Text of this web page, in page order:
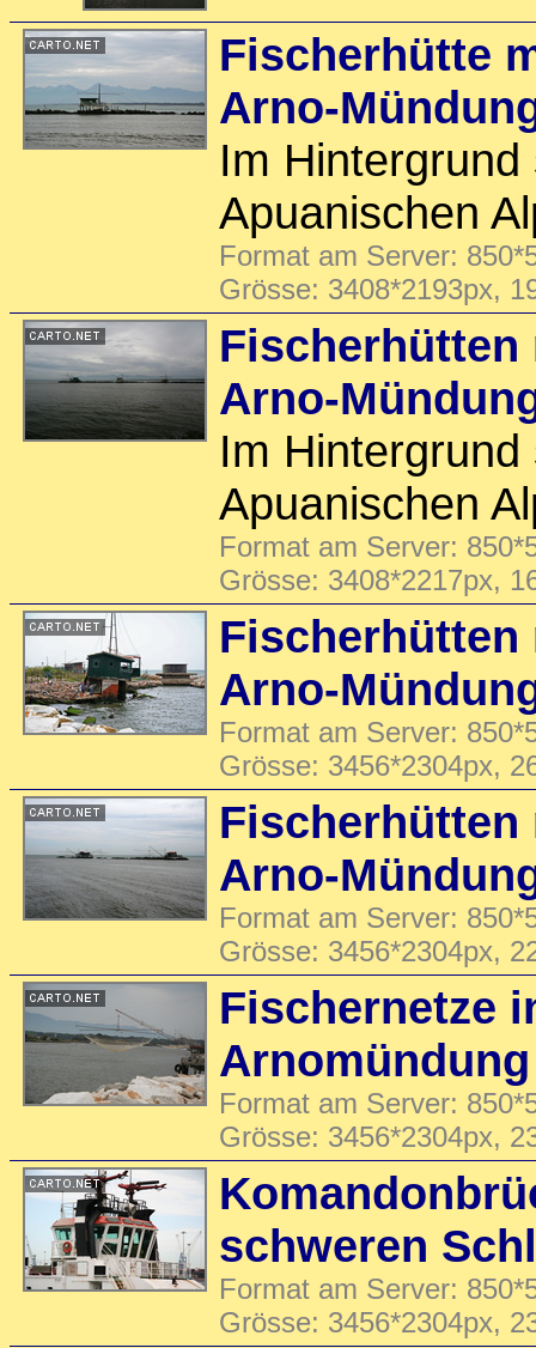
Fischerhütte
Arno-
Im
Apuanischen
Format am Server:
Grösse: 3408*2193px,
Fischerhütten
Arno-
Im
Apuanischen
Format am Server:
Grösse: 3408*2217px,
Fischerhütten
Arno-
Format am Server:
Grösse: 3456*2304px,
Fischerhütten
Arno-
Format am Server:
Grösse: 3456*2304px,
Fischernetze
Arnomündung
Format am Server:
Grösse: 3456*2304px,
schweren
Format am Server:
Grösse: 3456*2304px,